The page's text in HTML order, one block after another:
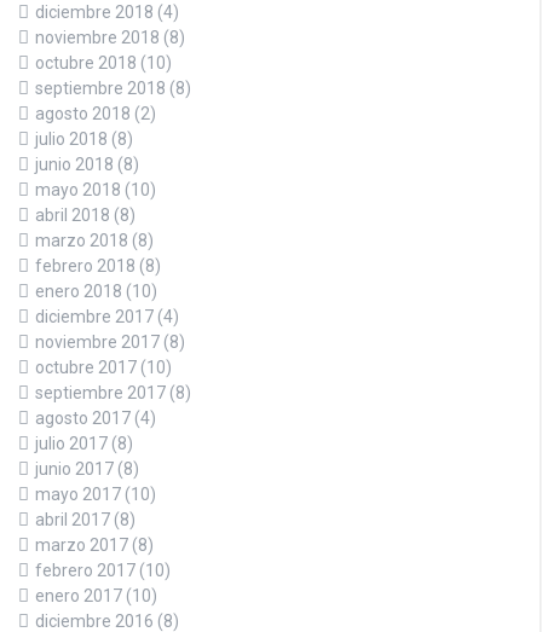
diciembre 2018 (4)
noviembre 2018 (8)
octubre 2018 (10)
septiembre 2018 (8)
agosto 2018 (2)
julio 2018 (8)
junio 2018 (8)
mayo 2018 (10)
abril 2018 (8)
marzo 2018 (8)
febrero 2018 (8)
enero 2018 (10)
diciembre 2017 (4)
noviembre 2017 (8)
octubre 2017 (10)
septiembre 2017 (8)
agosto 2017 (4)
julio 2017 (8)
junio 2017 (8)
mayo 2017 (10)
abril 2017 (8)
marzo 2017 (8)
febrero 2017 (10)
enero 2017 (10)
diciembre 2016 (8)